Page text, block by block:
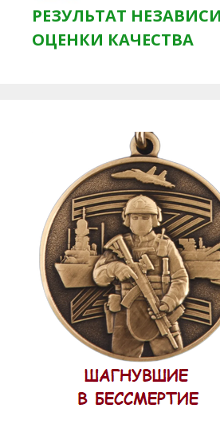
РЕЗУЛЬТАТ
ОЦЕНКИ КАЧЕСТВА